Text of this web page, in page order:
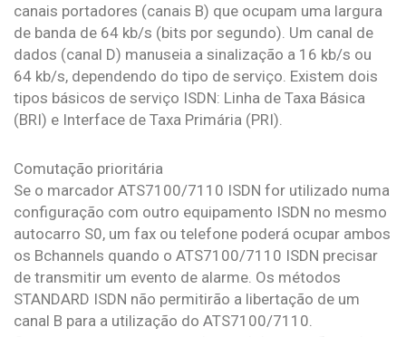
canais portadores (canais B) que ocupam uma largura
de banda de 64 kb/s (bits por segundo). Um canal de
dados (canal D) manuseia a sinalização a 16 kb/s ou
64 kb/s, dependendo do tipo de serviço. Existem dois
tipos básicos de serviço ISDN: Linha de Taxa Básica
(BRI) e Interface de Taxa Primária (PRI).
Comutação prioritária
Se o marcador ATS7100/7110 ISDN for utilizado numa
configuração com outro equipamento ISDN no mesmo
autocarro S0, um fax ou telefone poderá ocupar ambos
os Bchannels quando o ATS7100/7110 ISDN precisar
de transmitir um evento de alarme. Os métodos
STANDARD ISDN não permitirão a libertação de um
canal B para a utilização do ATS7100/7110.